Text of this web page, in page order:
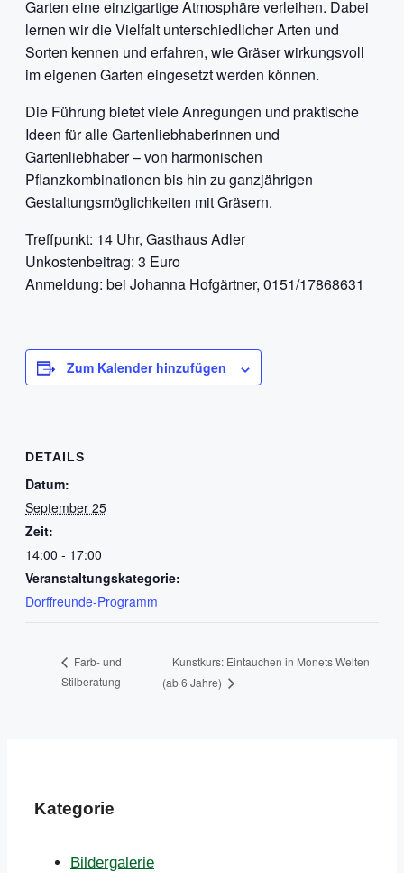
Garten eine einzigartige Atmosphäre verleihen. Dabei
lernen wir die Vielfalt unterschiedlicher Arten und
Sorten kennen und erfahren, wie Gräser wirkungsvoll
im eigenen Garten eingesetzt werden können.
Die Führung bietet viele Anregungen und praktische
Ideen für alle Gartenliebhaberinnen und
Gartenliebhaber – von harmonischen
Pflanzkombinationen bis hin zu ganzjährigen
Gestaltungsmöglichkeiten mit Gräsern.
Treffpunkt: 14 Uhr, Gasthaus Adler
Unkostenbeitrag: 3 Euro
Anmeldung: bei Johanna Hofgärtner, 0151/17868631
Zum Kalender hinzufügen
DETAILS
Datum:
September 25
Zeit:
14:00 - 17:00
Veranstaltungskategorie:
Dorffreunde-Programm
Farb- und
Stilberatung
Kunstkurs: Eintauchen in Monets Welten
(ab 6 Jahre)
Kategorie
Bildergalerie